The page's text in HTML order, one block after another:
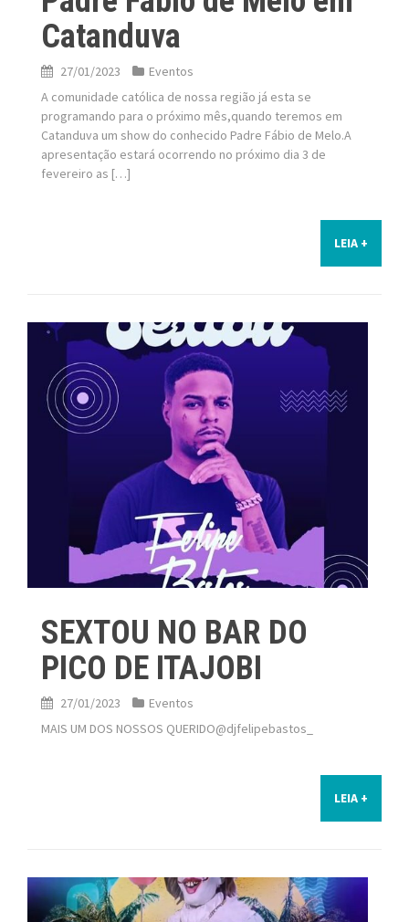
Catanduva
27/01/2023
Eventos
A comunidade católica de nossa região já esta se
programando para o próximo mês,quando teremos em
Catanduva um show do conhecido Padre Fábio de Melo.A
apresentação estará ocorrendo no próximo dia 3 de
fevereiro as […]
LEIA +
SEXTOU NO BAR DO
PICO DE ITAJOBI
27/01/2023
Eventos
MAIS UM DOS NOSSOS QUERIDO@djfelipebastos_
LEIA +